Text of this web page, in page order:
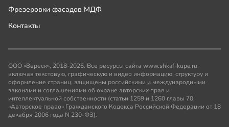
Фрезеровки фасадов МДФ
Контакты
ООО «Вереск», 2018-2026. Все ресурсы сайта www.shkaf-kupe.ru,
включая текстовую, графическую и видео информацию, структуру и
оформление страниц, защищены российскими и международными
законами и соглашениями об охране авторских прав и
интеллектуальной собственности (статьи 1259 и 1260 главы 70
«Авторское право» Гражданского Кодекса Российской Федерации от 18
декабря 2006 года N 230-ФЗ).